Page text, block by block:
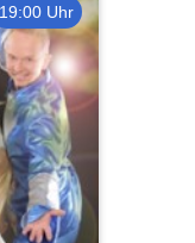
19:00 Uhr